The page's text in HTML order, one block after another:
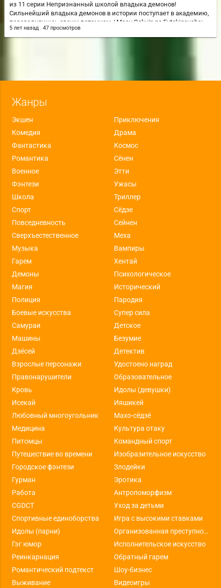
из 11 серии Непризнанный школой владыка демонов!
Сильнейший владыка демонов в истории поступает в академию,
переродившись своим потомком / Maou Gakuin no Futekigousha:
Shijou Saikyou no Maou no Shiso, Tensei shite Shison-tachi no Gakkou e
Kayou
5 лет назад 47 просмотров
Жанры
Экшен
Приключения
Комедия
Драма
Фантастика
Космос
Романтика
Сёнен
Военное
Этти
Фэнтези
Ужасы
Школа
Триллер
Спорт
Сёдзе
Повседневность
Сейнен
Сверхъестественное
Меха
Музыка
Вампиры
Гарем
Хентай
Демоны
Психологическое
Магия
Исторический
Полиция
Пародия
Боевые искусства
Супер сила
Самураи
Детское
Машины
Безумие
Дзёсей
Детектив
Взрослые персонажи
Удостоено наград
Правонарушители
Образовательное
Кровь
Идолы (девушки)
Исекай
Ияшикей
Любовный многоугольник
Махо-сёдзё
Медицина
Культура отаку
Питомцы
Командный спорт
Путешествие во времени
Изобразительное искусство
Городское фэнтези
Злодейки
Гурман
Эротика
Работа
Антропоморфизм
CGDCT
Уход за детьми
Спортивные единоборства
Игра с высокими ставками
Идолы (парни)
Организованная преступность
Гэг юмор
Исполнительское искусство
Реинкарнация
Обратный гарем
Романтический подтекст
Шоу-бизнес
Выживание
Видеоигры